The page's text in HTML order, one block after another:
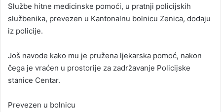
Službe hitne medicinske pomoći, u pratnji policijskih
službenika, prevezen u Kantonalnu bolnicu Zenica, dodaju
iz policije.
Još navode kako mu je pružena ljekarska pomoć, nakon
čega je vraćen u prostorije za zadržavanje Policijske
stanice Centar.
Prevezen u bolnicu